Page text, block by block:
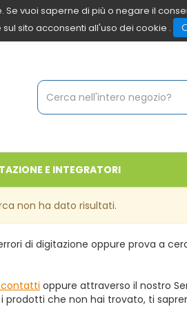
vuoi saperne di più o negare il
sito acconsenti all'uso dei cookie .
Cerca
Prodotto
E INTEGRATORI
non ha dato risultati.
di digitazione oppure prova a
oppure attraverso il nostro
prodotti che non hai trovato, ti